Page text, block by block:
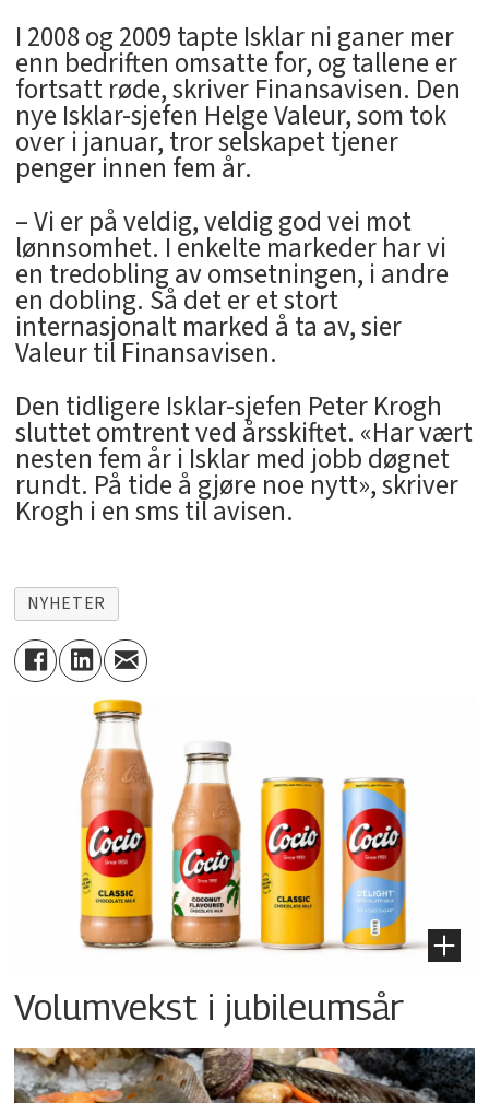
I 2008 og 2009 tapte Isklar ni ganer mer
enn bedriften omsatte for, og tallene er
fortsatt røde, skriver Finansavisen. Den
nye Isklar-sjefen Helge Valeur, som tok
over i januar, tror selskapet tjener
penger innen fem år.
– Vi er på veldig, veldig god vei mot
lønnsomhet. I enkelte markeder har vi
en tredobling av omsetningen, i andre
en dobling. Så det er et stort
internasjonalt marked å ta av, sier
Valeur til Finansavisen.
Den tidligere Isklar-sjefen Peter Krogh
sluttet omtrent ved årsskiftet. «Har vært
nesten fem år i Isklar med jobb døgnet
rundt. På tide å gjøre noe nytt», skriver
Krogh i en sms til avisen.
NYHETER
Volumvekst i jubileumsår